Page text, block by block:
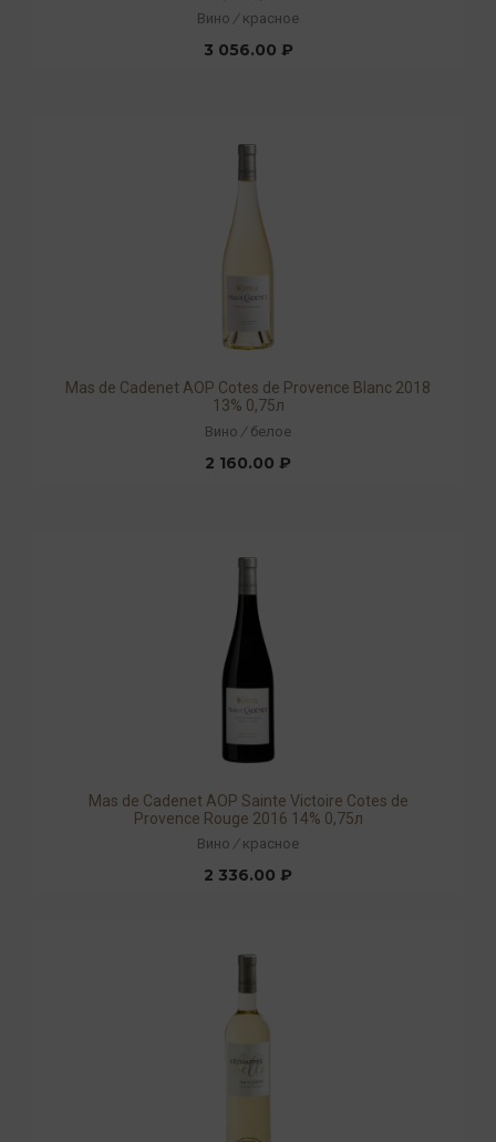
Вино / красное
3 056.00 ₽
Mas de Cadenet AOP Cotes de Provence Blanc 2018
13% 0,75л
Вино / белое
2 160.00 ₽
Mas de Cadenet AOP Sainte Victoire Cotes de
Provence Rouge 2016 14% 0,75л
Вино / красное
2 336.00 ₽